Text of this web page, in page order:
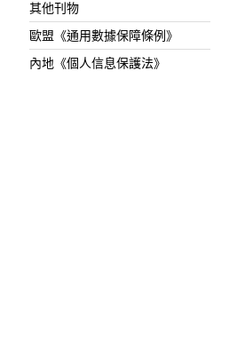
其他刊物
歐盟《通用數據保障條例》
內地《個人信息保護法》